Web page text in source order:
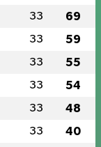
33 69
33 59
33 55
33 54
33 48
33 40